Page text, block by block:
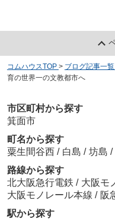
コムハウスTOP > ブログ記事一覧
育の世界一の文教都市へ
市区町村から探す
箕面市
町名から探す
粟生間谷西 / 白島 / 坊島 /
路線から探す
北大阪急行電鉄 / 大阪モ
大阪モノレール本線 / 阪
駅から探す